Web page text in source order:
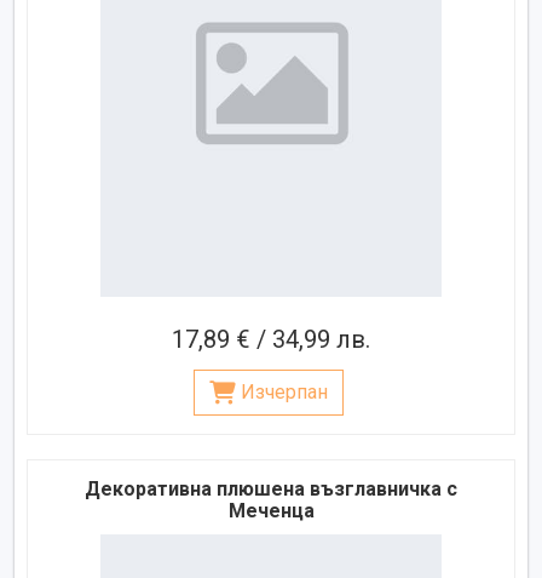
17,89 € / 34,99 лв.
Изчерпан
Декоративна плюшена възглавничка с
Меченца